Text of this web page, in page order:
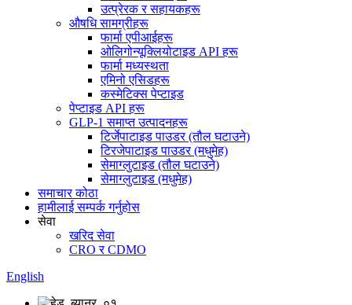
उत्प्रेरक र सहायकहरू
औषधि सामग्रीहरू
फार्मा एपीआईहरू
ओलिगोन्यूक्लियोटाइड API हरू
फार्मा मध्यस्थता
एमिनो एसिडहरू
कस्मेटिक्स पेप्टाइड
पेप्टाइड API हरू
GLP-1 समाप्त उत्पादनहरू
टिर्जेपाटाइड पाउडर (तौल घटाउने)
टिरजेपाटाइड पाउडर (मधुमेह)
सेमाग्लुटाइड (तौल घटाउने)
सेमाग्लुटाइड (मधुमेह)
समाचार कोठा
हामीलाई सम्पर्क गर्नुहोस
सेवा
खरिद सेवा
CRO र CDMO
English